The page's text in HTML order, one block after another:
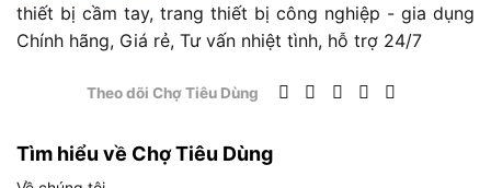
Độ chính xác vượt trội: Sai số chỉ ±1.5mm nhờ
Màn hình màu sắc nét: Dễ đọc kết quả ngay cả
Thiết kế gọn nhẹ: Trọng lượng 100g, dễ mang
thiết bị cầm tay, trang thiết bị công nghiệp - gia dụng
Chính hãng, Giá rẻ, Tư vấn nhiệt tình, hỗ trợ 24/7
Theo dõi Chợ Tiêu Dùng
Tìm hiểu về Chợ Tiêu Dùng